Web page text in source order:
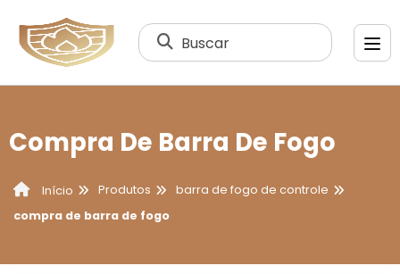
Buscar
Compra De Barra De Fogo
Início Produtos
barra de fogo de controle
compra de barra de fogo